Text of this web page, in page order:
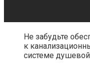
Не забудьте
к
системе